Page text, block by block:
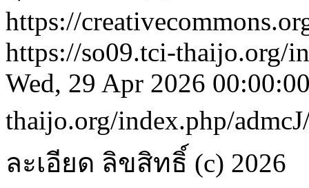
https://
https://so09.tci-thaijo.org/
Wed, 29 Apr 2026
thaijo.org/index.php/
ละเอียด ลิขสิทธิ์ (c) 2026